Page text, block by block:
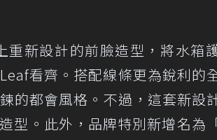
新設計的前臉造型，將水箱
看齊。搭配線條更為銳利的
的都會風格。不過，這套新設
型。此外，品牌特別新增名為